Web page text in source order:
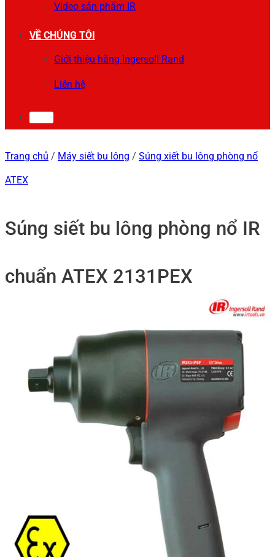
Video sản phẩm IR
VỀ CHÚNG TÔI
Giới thiệu hãng Ingersoll Rand
Liên hệ
Trang chủ / Máy siết bu lông / Súng xiết bu lông phòng nổ
ATEX
Súng siết bu lông phòng nổ IR
chuẩn ATEX 2131PEX